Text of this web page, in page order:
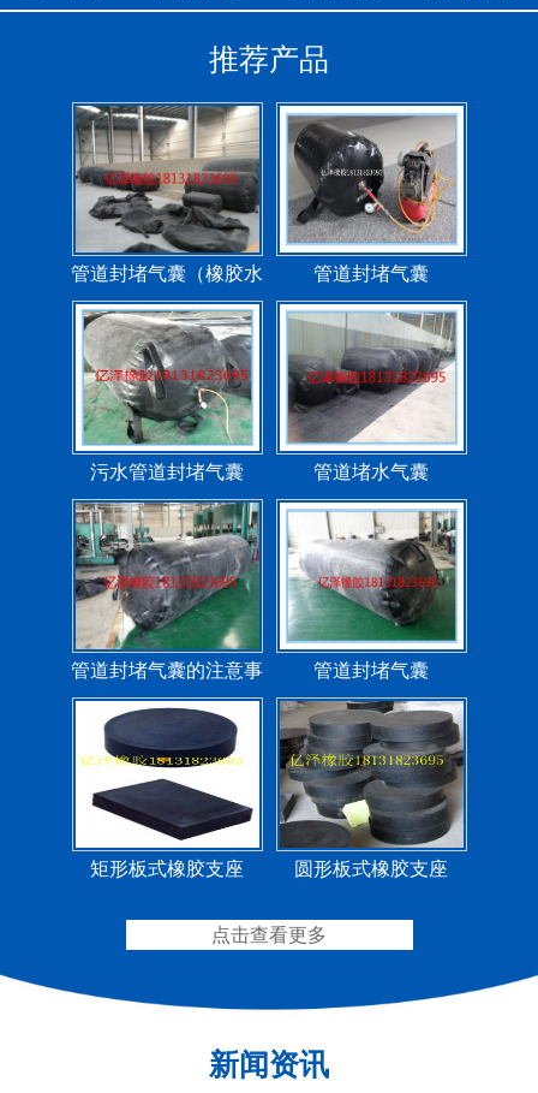
推荐产品
管道封堵气囊（橡胶水
堵）
管道封堵气囊
污水管道封堵气囊 管道堵水气囊
管道封堵气囊的注意事
项
管道封堵气囊
矩形板式橡胶支座 圆形板式橡胶支座
圆形四氟板橡胶支座
矩形四氟板滑动橡胶支
点击查看更多
新闻资讯